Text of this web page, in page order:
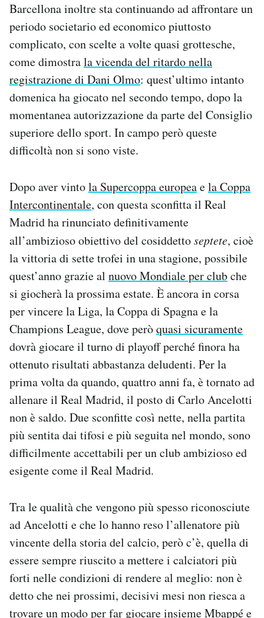
Barcellona inoltre sta continuando ad affrontare un
periodo societario ed economico piuttosto
complicato, con scelte a volte quasi grottesche,
come dimostrala vicenda del ritardo nella
registrazione di Dani Olmo: quest’ultimo intanto
domenica ha giocato nel secondo tempo, dopo la
momentanea autorizzazione da parte del Consiglio
superiore dello sport. In campo però queste
difficoltà non si sono viste.
Dopo aver vintola Supercoppa europeaela Coppa
Intercontinentale, con questa sconfitta il Real
Madrid ha rinunciato definitivamente
all’ambizioso obiettivo del cosiddettoseptete, cioè
la vittoria di sette trofei in una stagione, possibile
quest’anno grazie al nuovo Mondiale per clubche
si giocherà la prossima estate. È ancora in corsa
per vincere la Liga, la Coppa di Spagna e la
Champions League, dove peròquasi sicuramente
dovrà giocare il turno di playoff perché finora ha
ottenuto risultati abbastanza deludenti. Per la
prima volta da quando, quattro anni fa, è tornato ad
allenare il Real Madrid, il posto di Carlo Ancelotti
non è saldo. Due sconfitte così nette, nella partita
più sentita dai tifosi e più seguita nel mondo, sono
difficilmente accettabili per un club ambizioso ed
esigente come il Real Madrid.
Tra le qualità che vengono più spesso riconosciute
ad Ancelotti e che lo hanno reso l’allenatore più
vincente della storia del calcio, però c’è, quella di
essere sempre riuscito a mettere i calciatori più
forti nelle condizioni di rendere al meglio: non è
detto che nei prossimi, decisivi mesi non riesca a
trovare un modo per far giocare insieme Mbappé e